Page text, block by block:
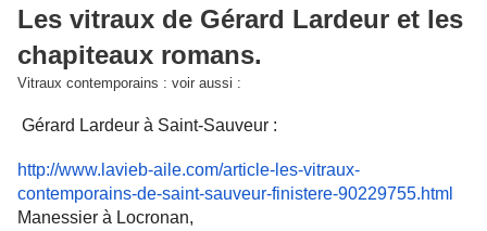
Les vitraux de Gérard Lardeur et les
chapiteaux romans.
Vitraux contemporains : voir aussi :
Gérard Lardeur à Saint-Sauveur :
http://www.lavieb-aile.com/article-les-vitraux-
contemporains-de-saint-sauveur-finistere-90229755.html
Manessier à Locronan,